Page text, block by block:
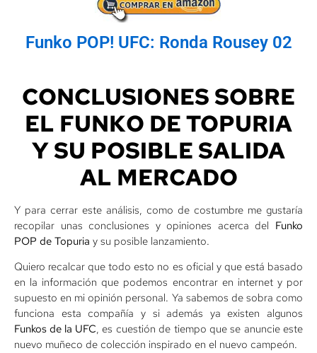
Funko POP! UFC: Ronda Rousey 02
CONCLUSIONES SOBRE
EL FUNKO DE TOPURIA
Y SU POSIBLE SALIDA
AL MERCADO
Y para cerrar este análisis, como de costumbre me gustaría
recopilar unas conclusiones y opiniones acerca del Funko
POP de Topuria y su posible lanzamiento.
Quiero recalcar que todo esto no es oficial y que está basado
en la información que podemos encontrar en internet y por
supuesto en mi opinión personal. Ya sabemos de sobra como
funciona esta compañía y si además ya existen algunos
Funkos de la UFC, es cuestión de tiempo que se anuncie este
nuevo muñeco de colección inspirado en el nuevo campeón.